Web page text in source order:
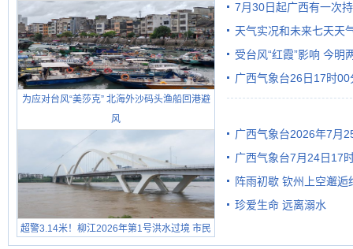
为应对台风“美莎克” 北海外沙码头渔船回港避
风
超警3.14米！柳江2026年第1号洪水过境 市民
7月30日起广西有一次
天气实况和未来七天天
受台风“红霞”影响 今明
有较强降雨
广西气象台26日17时
广西气象台2026年7月
级预警
广西气象台7月24日17
阵雨初歇 钦州上空邂逅
珍爱生命 远离溺水